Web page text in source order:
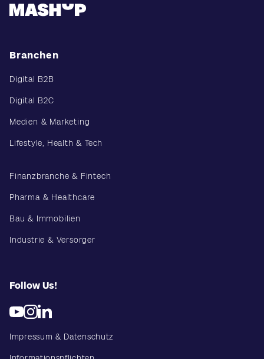
Branchen
Digital B2B
Digital B2C
Medien & Marketing
Lifestyle, Health & Tech
Finanzbranche & Fintech
Pharma & Healthcare
Bau & Immobilien
Industrie & Versorger
Follow Us!
Impressum & Datenschutz